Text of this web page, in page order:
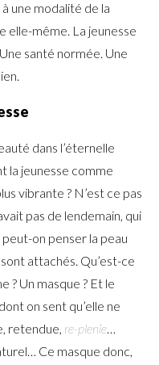
une modalité de la
elle-même. La jeunesse
santé normée. Une
dans l’éternelle
la jeunesse comme
vibrante ? N’est ce pas
pas de lendemain, qui
peut-on penser la peau
attachés. Qu’est-ce
? Un masque ? Et le
on sent qu’elle ne
retendue, re-plenie…
Ce masque donc,